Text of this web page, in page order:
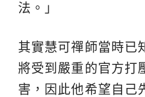
法。」
其實慧可禪師當時已
將受到嚴重的官方打
害，因此他希望自己